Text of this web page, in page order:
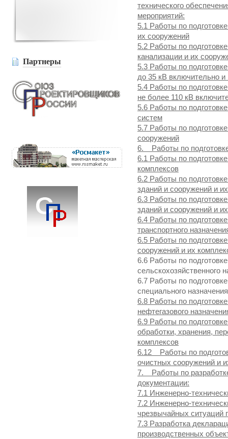
Партнеры
технического
мероприятий:
5.1 Работы по
их сооружений
5.2 Работы по
канализации и их
5.3 Работы по
до 35 кВ включительно и
5.4 Работы по
не более 110 кВ
5.6 Работы по
систем
5.7 Работы по
сооружений
6. Работы по
6.1 Работы по
комплексов
6.2 Работы по
зданий и сооружений и
6.3 Работы по
зданий и сооружений и
6.4 Работы по
транспортного
6.5 Работы по
сооружений и их
6.6 Работы по
сельскохозяйственного
6.7 Работы по
специального
6.8 Работы по
нефтегазового
6.9 Работы по
обработки, хранения,
комплексов
6.12 Работы по
очистных сооружений и
7. Работы по
документации:
7.1 Инженерно-
7.2 Инженерно-
чрезвычайных ситуаций
7.3 Разработка
производственных